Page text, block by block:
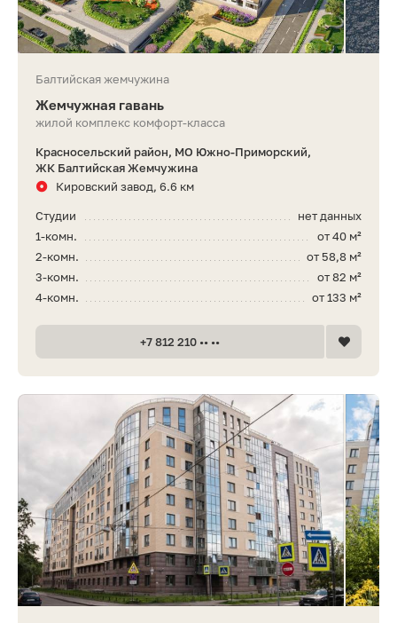
Балтийская жемчужина
Жемчужная гавань
жилой комплекс комфорт-класса
Красносельский район, МО Южно-Приморский,
ЖК Балтийская Жемчужина
Кировский завод, 6.6 км
нет данных
Студии
от 40 м²
1-комн.
от 58,8 м²
2-комн.
от 82 м²
3-комн.
от 133 м²
4-комн.
+7 812 210 •• ••